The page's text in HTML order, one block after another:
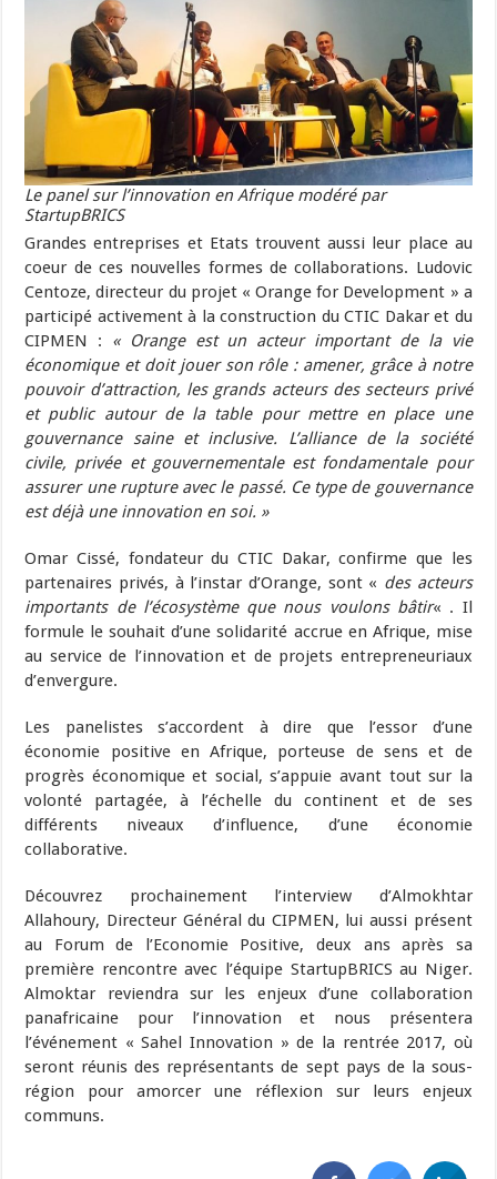
Le panel sur l’innovation en Afrique modéré par
StartupBRICS
Grandes entreprises et Etats trouvent aussi leur place au
coeur de ces nouvelles formes de collaborations. Ludovic
Centoze, directeur du projet « Orange for Development » a
participé activement à la construction du CTIC Dakar et du
CIPMEN : « Orange est un acteur important de la vie
économique et doit jouer son rôle : amener, grâce à notre
pouvoir d’attraction, les grands acteurs des secteurs privé
et public autour de la table pour mettre en place une
gouvernance saine et inclusive. L’alliance de la société
civile, privée et gouvernementale est fondamentale pour
assurer une rupture avec le passé. Ce type de gouvernance
est déjà une innovation en soi. »
Omar Cissé, fondateur du CTIC Dakar, confirme que les
partenaires privés, à l’instar d’Orange, sont « des acteurs
importants de l’écosystème que nous voulons bâtir« . Il
formule le souhait d’une solidarité accrue en Afrique, mise
au service de l’innovation et de projets entrepreneuriaux
d’envergure.
Les panelistes s’accordent à dire que l’essor d’une
économie positive en Afrique, porteuse de sens et de
progrès économique et social, s’appuie avant tout sur la
volonté partagée, à l’échelle du continent et de ses
différents niveaux d’influence, d’une économie
collaborative.
Découvrez prochainement l’interview d’Almokhtar
Allahoury, Directeur Général du CIPMEN, lui aussi présent
au Forum de l’Economie Positive, deux ans après sa
première rencontre avec l’équipe StartupBRICS au Niger.
Almoktar reviendra sur les enjeux d’une collaboration
panafricaine pour l’innovation et nous présentera
l’événement « Sahel Innovation » de la rentrée 2017, où
seront réunis des représentants de sept pays de la sous-
région pour amorcer une réflexion sur leurs enjeux
communs.